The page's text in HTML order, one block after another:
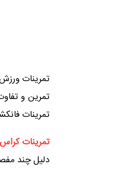
تمرینات
تمرین و
تمرینات
تمرینات
دلیل چند